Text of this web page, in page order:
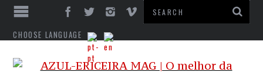
CHOOSE LANGUAGE